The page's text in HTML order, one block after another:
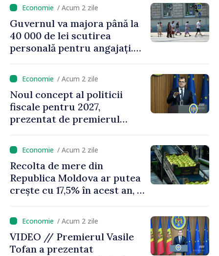
/ Acum 2 zile
Guvernul va majora până la
40 000 de lei scutirea
personală pentru angajați.
de milioane de lei îi lăsăm
oamenilor”/ Acum 2 zile
Noul concept al politicii
fiscale pentru 2027,
prezentat de premierul
puțin munca, stimulăm
investițiile, taxăm viciile și
echilibrăm taxarea
consumului”
/ Acum 2 zile
Recolta de mere din
Republica Moldova ar putea
crește cu 17,5% în acest an, în
este estimată în scădere
/ Acum 2 zile
VIDEO // Premierul Vasile
Tofan a prezentat